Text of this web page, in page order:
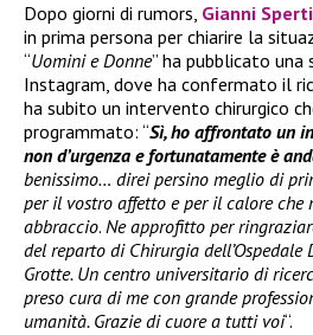
Dopo giorni di rumors, Gianni Sperti
in prima persona per chiarire la
“Uomini e Donne” ha pubblicato una
Instagram, dove ha confermato il
ha subito un intervento chirurgico
programmato: “Sì, ho affrontato un
non d’urgenza e fortunatamente è
benissimo… direi persino meglio di
per il vostro affetto e per il calore che
abbraccio. Ne approfitto per
del reparto di Chirurgia dell’Ospedale
Grotte. Un centro universitario di
preso cura di me con grande
umanità. Grazie di cuore a tutti voi“.